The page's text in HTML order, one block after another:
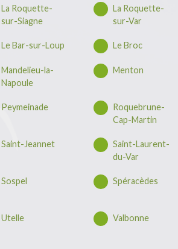
La Roquette-
sur-Siagne
La Roquette-
sur-Var
Le Bar-sur-Loup Le Broc
Mandelieu-la-
Napoule
Menton
Peymeinade
Roquebrune-
Cap-Martin
Saint-Jeannet
Saint-Laurent-
du-Var
Sospel Spéracèdes
Utelle Valbonne